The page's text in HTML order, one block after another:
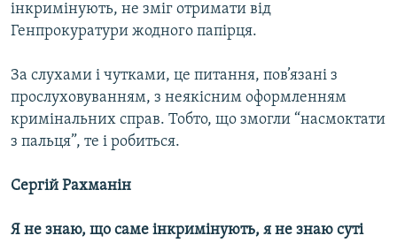
інкримінують, не зміг отримати від
Генпрокуратури жодного папірця.
За слухами і чутками, це питання, пов’язані з
прослуховуванням, з неякісним оформленням
кримінальних справ. Тобто, що змогли “насмоктати
з пальця”, те і робиться.
Сергій Рахманін
Я не знаю, що саме інкримінують, я не знаю суті